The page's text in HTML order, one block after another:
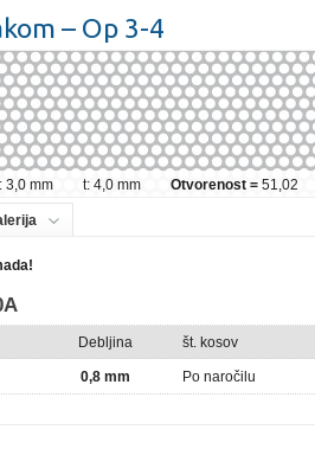
– Op 3-4
3,0 mm t: 4,0 mm Otvorenost = 51,02
Debljina št. kosov
0,8 mm Po naročilu